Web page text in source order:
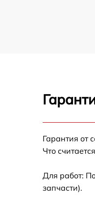
Гарантия от
Что
Для работ:
запчасти).